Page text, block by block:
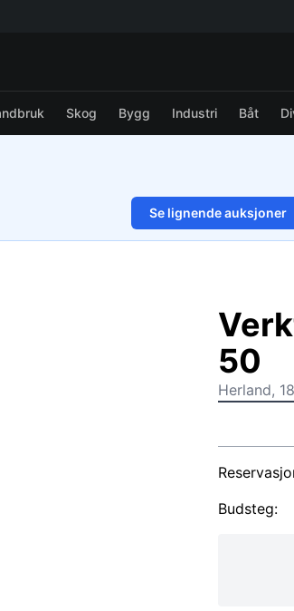
Skog Bygg Industri Båt
Se lignende auksjoner
1/3
50
Herland,
Budsteg: